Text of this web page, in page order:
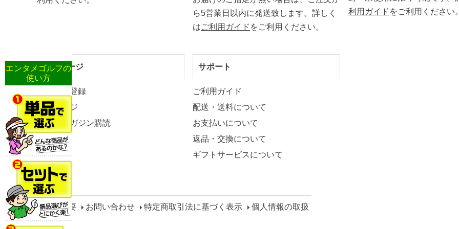
ら5営業日以内に発送致します。詳しく
はご利用ガイド をご利用ください。
利用ガイド をご利用ください
マイページ
新規会員登録
マイページ
メールマガジン購読
サポート
ご利用ガイド
配送・送料について
お支払いについて
返品・交換について
ギフトサービスについて
会社概要 お問い合わせ 特定商取引法に基づく表示 個人情報の取扱
エンタメゴルフの
使い方